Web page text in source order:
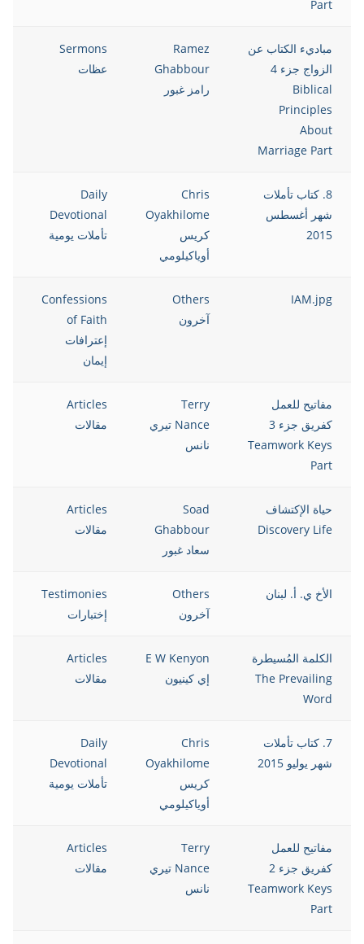
Part
مباديء الكتاب عن
الزواج جزء 4
Biblical
Principles
About
Marriage Part
Ramez
Ghabbour
رامز غبور
Sermons
عظات
8. كتاب تأملات
شهر أغسطس
2015
Chris
Oyakhilome
كريس
أوياكيلومي
Daily
Devotional
تأملات يومية
IAM.jpg
Others
آخرون
Confessions
of Faith
إعترافات
إيمان
مفاتيح للعمل
كفريق جزء 3
Teamwork Keys
Part
Terry
Nance تيري
نانس
Articles
مقالات
حياة الإكتشاف
Discovery Life
Soad
Ghabbour
سعاد غبور
Articles
مقالات
الأخ ي. أ. لبنان
Others
آخرون
Testimonies
إختبارات
الكلمة المُسيطرة
The Prevailing
Word
E W Kenyon
إي كينيون
Articles
مقالات
7. كتاب تأملات
شهر يوليو 2015
Chris
Oyakhilome
كريس
أوياكيلومي
Daily
Devotional
تأملات يومية
مفاتيح للعمل
كفريق جزء 2
Teamwork Keys
Part
Terry
Nance تيري
نانس
Articles
مقالات